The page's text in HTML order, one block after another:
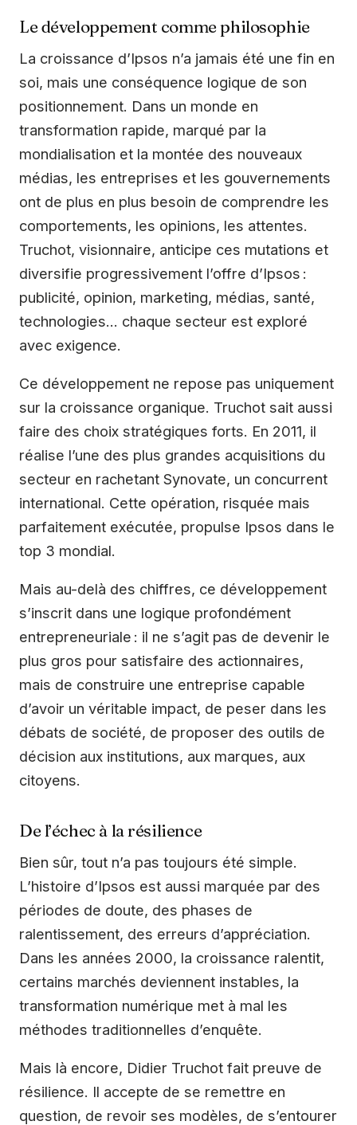
Le développement comme philosophie
La croissance d’Ipsos n’a jamais été une fin en
soi, mais une conséquence logique de son
positionnement. Dans un monde en
transformation rapide, marqué par la
mondialisation et la montée des nouveaux
médias, les entreprises et les gouvernements
ont de plus en plus besoin de comprendre les
comportements, les opinions, les attentes.
Truchot, visionnaire, anticipe ces mutations et
diversifie progressivement l’offre d’Ipsos :
publicité, opinion, marketing, médias, santé,
technologies… chaque secteur est exploré
avec exigence.
Ce développement ne repose pas uniquement
sur la croissance organique. Truchot sait aussi
faire des choix stratégiques forts. En 2011, il
réalise l’une des plus grandes acquisitions du
secteur en rachetant Synovate, un concurrent
international. Cette opération, risquée mais
parfaitement exécutée, propulse Ipsos dans le
top 3 mondial.
Mais au-delà des chiffres, ce développement
s’inscrit dans une logique profondément
entrepreneuriale : il ne s’agit pas de devenir le
plus gros pour satisfaire des actionnaires,
mais de construire une entreprise capable
d’avoir un véritable impact, de peser dans les
débats de société, de proposer des outils de
décision aux institutions, aux marques, aux
citoyens.
De l’échec à la résilience
Bien sûr, tout n’a pas toujours été simple.
L’histoire d’Ipsos est aussi marquée par des
périodes de doute, des phases de
ralentissement, des erreurs d’appréciation.
Dans les années 2000, la croissance ralentit,
certains marchés deviennent instables, la
transformation numérique met à mal les
méthodes traditionnelles d’enquête.
Mais là encore, Didier Truchot fait preuve de
résilience. Il accepte de se remettre en
question, de revoir ses modèles, de s’entourer